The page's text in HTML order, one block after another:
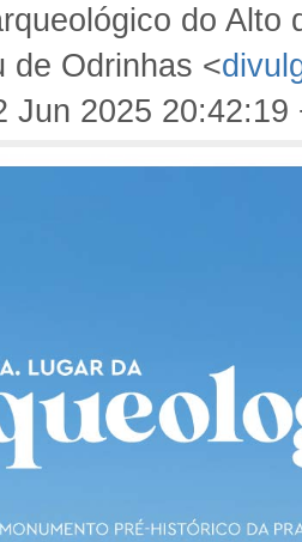
do Alto
Odrinhas <
2025 20:42:19